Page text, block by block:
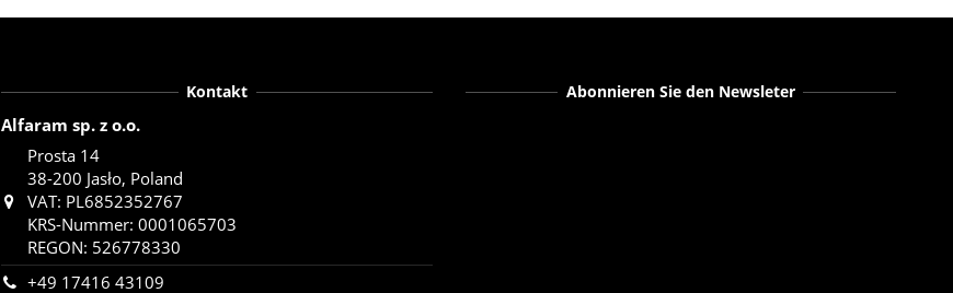
Kontakt
Alfaram sp. z o.o.
Prosta 14
38-200 Jasło, Poland
VAT: PL6852352767
KRS-Nummer: 0001065703
REGON: 526778330
+49 17416 43109
Abonnieren Sie den Newsleter